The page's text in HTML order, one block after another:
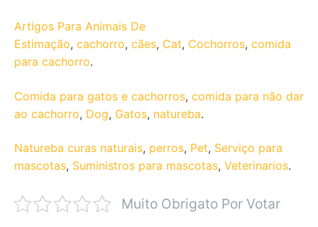
Artigos Para Animais De
Estimação, cachorro, cães, Cat, Cochorros, comida
para cachorro.
Comida para gatos e cachorros, comida para não dar
ao cachorro, Dog, Gatos, natureba.
Natureba curas naturais, perros, Pet, Serviço para
mascotas, Suministros para mascotas, Veterinarios.
Muito Obrigato Por Votar